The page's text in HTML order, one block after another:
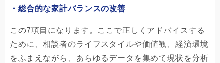
・総合的な家計バランスの改善
この7項目になります。ここで正しくアドバイスする
ために、相談者のライフスタイルや価値観、経済環境
をふまえながら、あらゆるデータを集めて現状を分析